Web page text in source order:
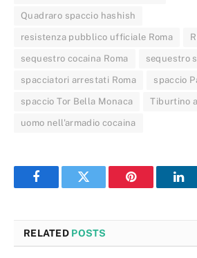
Quadraro spaccio hashish
resistenza pubblico ufficiale Roma
sequestro cocaina Roma sequestro
spacciatori arrestati Roma spaccio
spaccio Tor Bella Monaca Tiburtino
uomo nell'armadio cocaina
FacebookTwitter Pinterest
RELATED POSTS